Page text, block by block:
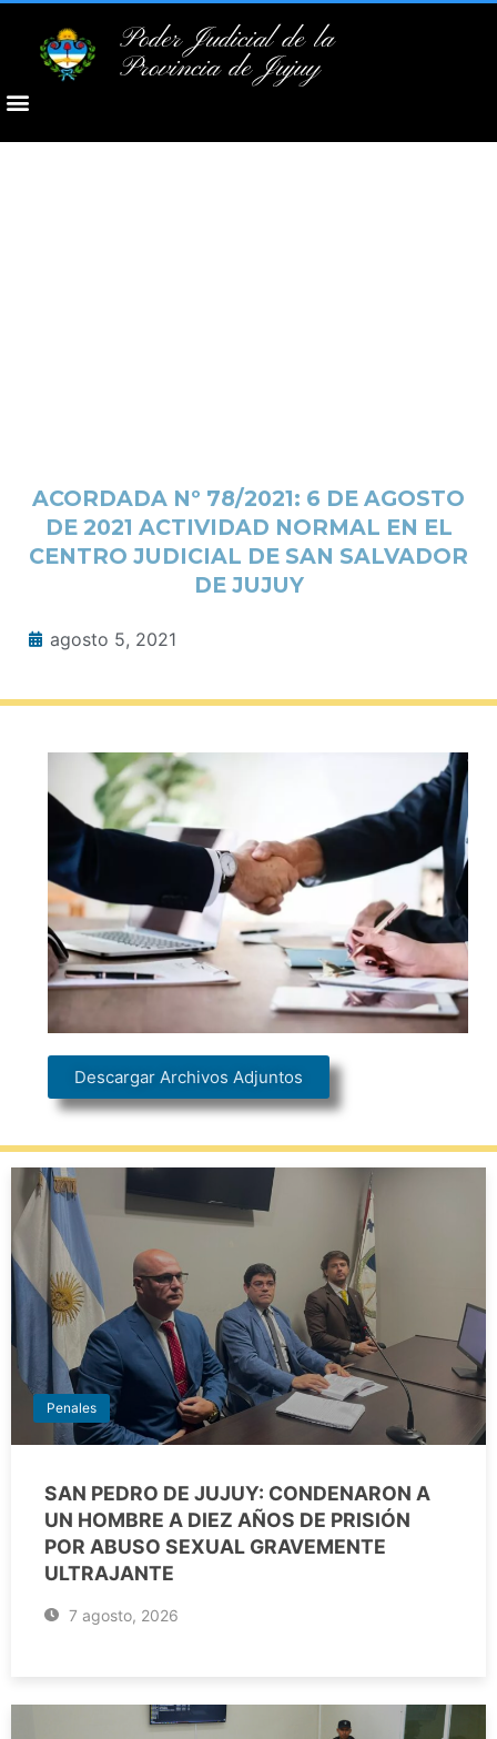
Poder Judicial de la
Provincia de Jujuy
ACORDADA Nº 78/2021: 6 DE AGOSTO
DE 2021 ACTIVIDAD NORMAL EN EL
CENTRO JUDICIAL DE SAN SALVADOR
DE JUJUY
agosto 5, 2021
Descargar Archivos Adjuntos
Penales
SAN PEDRO DE JUJUY: CONDENARON A
UN HOMBRE A DIEZ AÑOS DE PRISIÓN
POR ABUSO SEXUAL GRAVEMENTE
ULTRAJANTE
7 agosto, 2026